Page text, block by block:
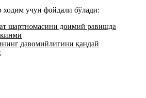
ходим учун фойдали бўлади:
шартномасини доимий равишда
давомийлигини қандай